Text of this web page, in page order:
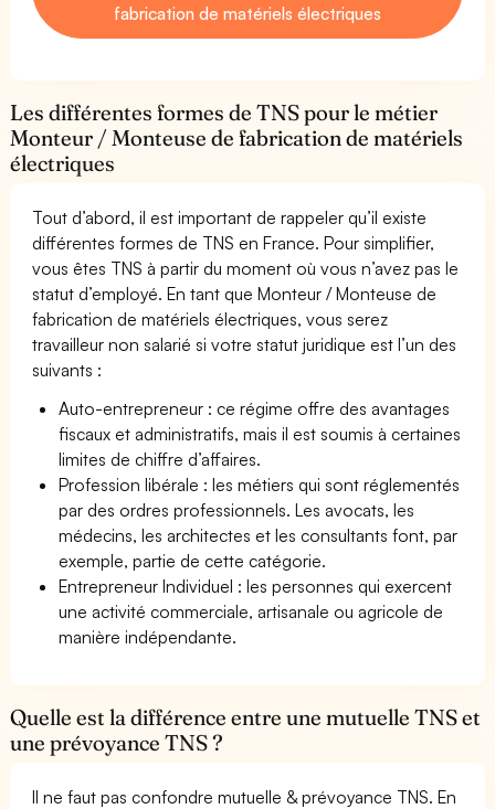
fabrication de matériels électriques
Les différentes formes de TNS pour le métier
Monteur / Monteuse de fabrication de matériels
électriques
Tout d’abord, il est important de rappeler qu’il existe
différentes formes de TNS en France. Pour simplifier,
vous êtes TNS à partir du moment où vous n’avez pas le
statut d’employé. En tant que Monteur / Monteuse de
fabrication de matériels électriques, vous serez
travailleur non salarié si votre statut juridique est l’un des
suivants :
Auto-entrepreneur : ce régime offre des avantages
fiscaux et administratifs, mais il est soumis à certaines
limites de chiffre d’affaires.
Profession libérale : les métiers qui sont réglementés
par des ordres professionnels. Les avocats, les
médecins, les architectes et les consultants font, par
exemple, partie de cette catégorie.
Entrepreneur Individuel : les personnes qui exercent
une activité commerciale, artisanale ou agricole de
manière indépendante.
Quelle est la différence entre une mutuelle TNS et
une prévoyance TNS ?
Il ne faut pas confondre mutuelle & prévoyance TNS. En